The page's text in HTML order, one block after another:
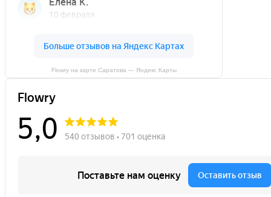
Flowry на карте Саратова — Яндекс Карты